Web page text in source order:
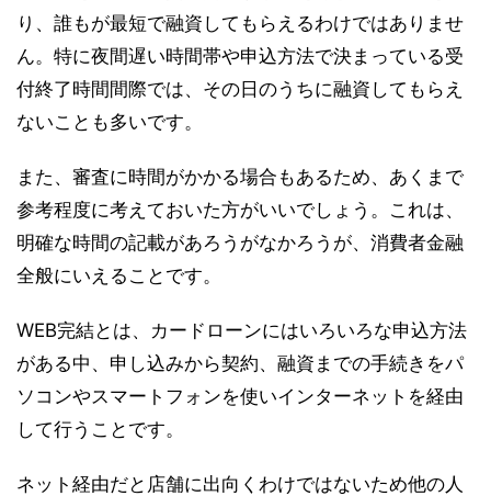
り、誰もが最短で融資してもらえるわけではありませ
ん。特に夜間遅い時間帯や申込方法で決まっている受
付終了時間間際では、その日のうちに融資してもらえ
ないことも多いです。
また、審査に時間がかかる場合もあるため、あくまで
参考程度に考えておいた方がいいでしょう。これは、
明確な時間の記載があろうがなかろうが、消費者金融
全般にいえることです。
WEB完結とは、カードローンにはいろいろな申込方法
がある中、申し込みから契約、融資までの手続きをパ
ソコンやスマートフォンを使いインターネットを経由
して行うことです。
ネット経由だと店舗に出向くわけではないため他の人